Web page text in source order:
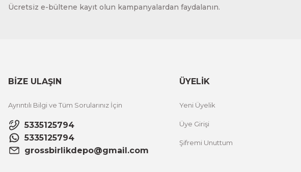
Ücretsiz e-bültene kayıt olun kampanyalardan faydalanın.
BİZE ULAŞIN
Ayrıntılı Bilgi ve Tüm Sorularınız İçin
5335125794
5335125794
grossbirlikdepo@gmail.com
ÜYELİK
Yeni Üyelik
Üye Girişi
Şifremi Unuttum